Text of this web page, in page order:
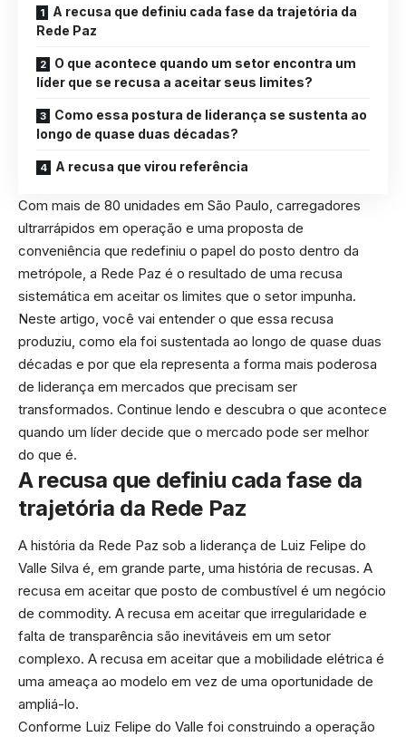
A recusa que definiu cada fase da trajetória da
Rede Paz
O que acontece quando um setor encontra um
líder que se recusa a aceitar seus limites?
Como essa postura de liderança se sustenta ao
longo de quase duas décadas?
A recusa que virou referência
Com mais de 80 unidades em São Paulo, carregadores
ultrarrápidos em operação e uma proposta de
conveniência que redefiniu o papel do posto dentro da
metrópole, a Rede Paz é o resultado de uma recusa
sistemática em aceitar os limites que o setor impunha.
Neste artigo, você vai entender o que essa recusa
produziu, como ela foi sustentada ao longo de quase duas
décadas e por que ela representa a forma mais poderosa
de liderança em mercados que precisam ser
transformados. Continue lendo e descubra o que acontece
quando um líder decide que o mercado pode ser melhor
do que é.
A recusa que definiu cada fase da
trajetória da Rede Paz
A história da Rede Paz sob a liderança de Luiz Felipe do
Valle Silva é, em grande parte, uma história de recusas. A
recusa em aceitar que posto de combustível é um negócio
de commodity. A recusa em aceitar que irregularidade e
falta de transparência são inevitáveis em um setor
complexo. A recusa em aceitar que a mobilidade elétrica é
uma ameaça ao modelo em vez de uma oportunidade de
ampliá-lo.
Conforme Luiz Felipe do Valle foi construindo a operação